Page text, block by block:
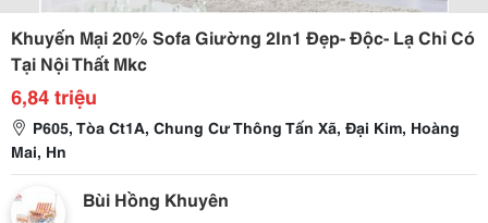
Khuyến Mại 20% Sofa Giường 2In1 Đẹp- Độc- Lạ Chỉ Có
Tại Nội Thất Mkc
6,84 triệu
P605, Tòa Ct1A, Chung Cư Thông Tấn Xã, Đại Kim, Hoàng
Mai, Hn
Bùi Hồng Khuyên